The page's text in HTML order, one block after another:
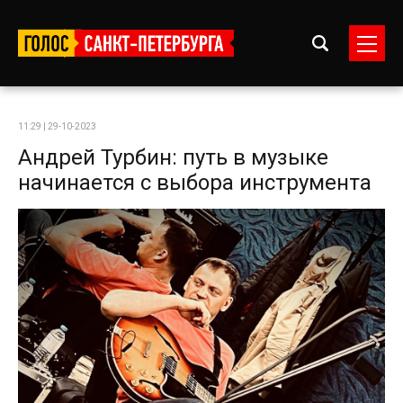
11:29 | 29-10-2023
Андрей Турбин: путь в музыке
начинается с выбора инструмента